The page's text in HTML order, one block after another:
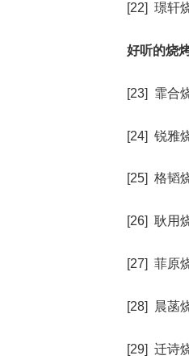
[22] 璟轩
好听的烧
[23] 霏合
[24] 锐雅
[25] 格韬
[26] 耿用
[27] 菲原
[28] 晨菡
[29] 迁诗